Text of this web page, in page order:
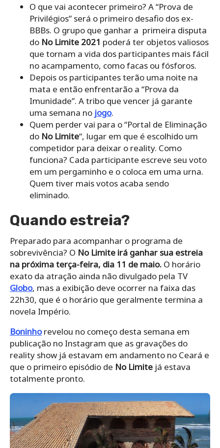
O que vai acontecer primeiro? A “Prova de
Privilégios” será o primeiro desafio dos ex-
BBBs. O grupo que ganhar a primeira disputa
do No Limite 2021 poderá ter objetos valiosos
que tornam a vida dos participantes mais fácil
no acampamento, como facas ou fósforos.
Depois os participantes terão uma noite na
mata e então enfrentarão a “Prova da
Imunidade”. A tribo que vencer já garante
uma semana no jogo.
Quem perder vai para o “Portal de Eliminação
do No Limite“, lugar em que é escolhido um
competidor para deixar o reality. Como
funciona? Cada participante escreve seu voto
em um pergaminho e o coloca em uma urna.
Quem tiver mais votos acaba sendo
eliminado.
Quando estreia?
Preparado para acompanhar o programa de
sobrevivência? O No Limite irá ganhar sua estreia
na próxima terça-feira, dia 11 de maio. O horário
exato da atração ainda não divulgado pela TV
Globo, mas a exibição deve ocorrer na faixa das
22h30, que é o horário que geralmente termina a
novela Império.
Boninhorevelou no começo desta semana em
publicação no Instagram que as gravações do
reality show já estavam em andamento no Ceará e
que o primeiro episódio de No Limite já estava
totalmente pronto.